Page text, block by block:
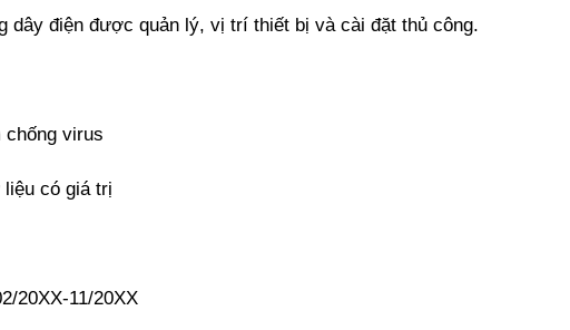
dây điện được quản lý, vị trí thiết bị và cài đặt thủ công.
chống virus
có giá trị
20XX-11/20XX